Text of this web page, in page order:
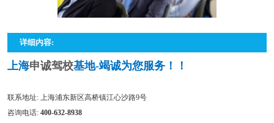
详细内容:
上海申诚驾校基地-竭诚为您服务！！
联系地址: 上海浦东新区高桥镇江心沙路9号
咨询电话: 400-632-8938